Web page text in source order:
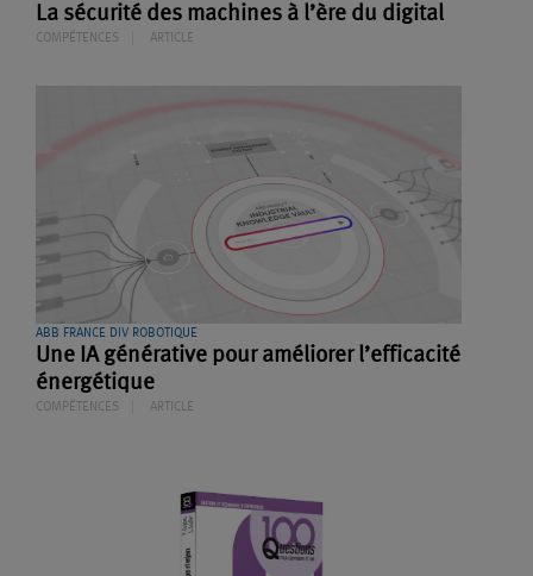
La sécurité des machines à l’ère du digital
COMPÉTENCES ARTICLE
ABB FRANCE DIV ROBOTIQUE
Une IA générative pour améliorer l’efficacité
énergétique
COMPÉTENCES ARTICLE